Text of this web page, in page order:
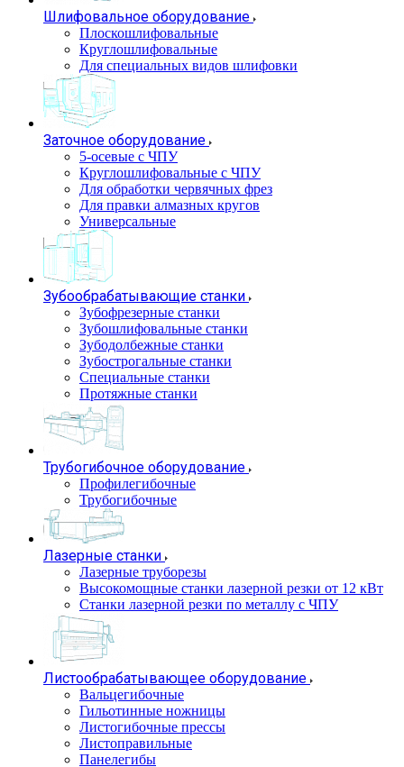
Шлифовальное оборудование
Плоскошлифовальные
Круглошлифовальные
Для специальных видов шлифовки
Заточное оборудование
5-осевые с ЧПУ
Круглошлифовальные с ЧПУ
Для обработки червячных фрез
Для правки алмазных кругов
Универсальные
Зубообрабатывающие станки
Зубофрезерные станки
Зубошлифовальные станки
Зубодолбежные станки
Зубострогальные станки
Специальные станки
Протяжные станки
Трубогибочное оборудование
Профилегибочные
Трубогибочные
Лазерные станки
Лазерные труборезы
Высокомощные станки лазерной резки от 12 кВт
Станки лазерной резки по металлу с ЧПУ
Листообрабатывающее оборудование
Вальцегибочные
Гильотинные ножницы
Листогибочные прессы
Листоправильные
Панелегибы